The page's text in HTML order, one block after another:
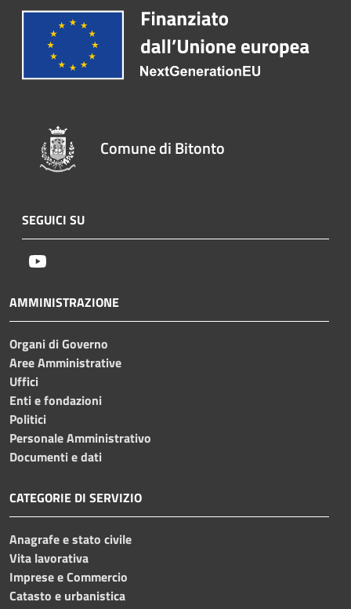
Comune di Bitonto
SEGUICI SU
AMMINISTRAZIONE
Organi di Governo
Aree Amministrative
Uffici
Enti e fondazioni
Politici
Personale Amministrativo
Documenti e dati
CATEGORIE DI SERVIZIO
Anagrafe e stato civile
Vita lavorativa
Imprese e Commercio
Catasto e urbanistica